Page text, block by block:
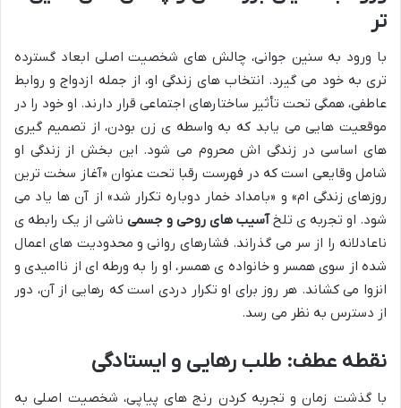
تر
با ورود به سنین جوانی، چالش های شخصیت اصلی ابعاد گسترده
تری به خود می گیرد. انتخاب های زندگی او، از جمله ازدواج و روابط
عاطفی، همگی تحت تأثیر ساختارهای اجتماعی قرار دارند. او خود را در
موقعیت هایی می یابد که به واسطه ی زن بودن، از تصمیم گیری
های اساسی در زندگی اش محروم می شود. این بخش از زندگی او
شامل وقایعی است که در فهرست رقبا تحت عنوان «آغاز سخت ترین
روزهای زندگی ام» و «بامداد خمار دوباره تکرار شد» از آن ها یاد می
شود. او تجربه ی تلخآسیب های روحی و جسمی ناشی از یک رابطه ی
ناعادلانه را از سر می گذراند. فشارهای روانی و محدودیت های اعمال
شده از سوی همسر و خانواده ی همسر، او را به ورطه ای از ناامیدی و
انزوا می کشاند. هر روز برای او تکرار دردی است که رهایی از آن، دور
از دسترس به نظر می رسد.
نقطه عطف: طلب رهایی و ایستادگی
با گذشت زمان و تجربه کردن رنج های پیاپی، شخصیت اصلی به